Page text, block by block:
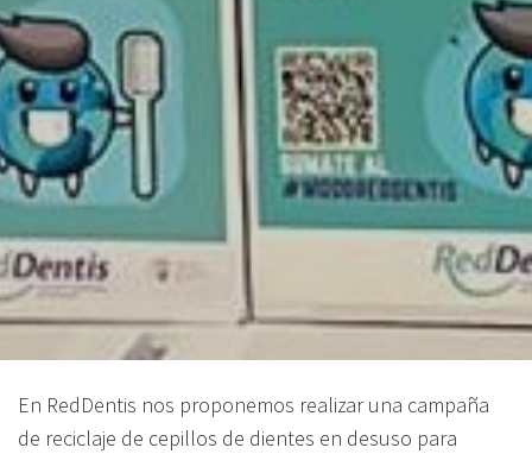
En RedDentis nos proponemos realizar una campaña
de reciclaje de cepillos de dientes en desuso para